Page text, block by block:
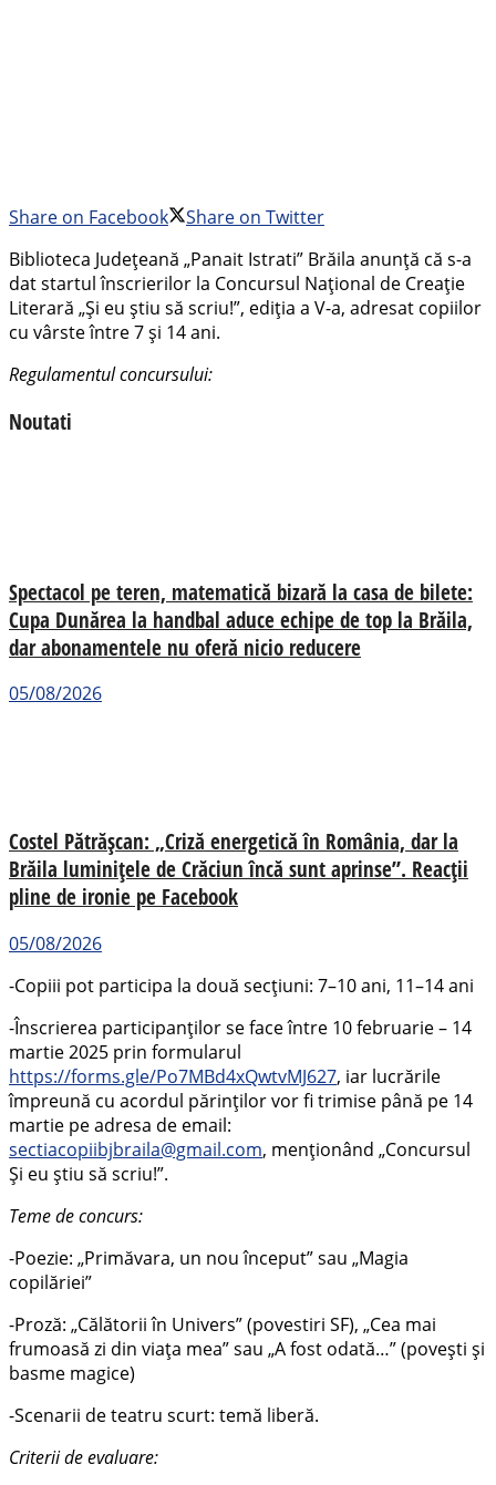
Share on Facebook
Share on Twitter
Biblioteca Județeană „Panait Istrati” Brăila anunță că s-a
dat startul înscrierilor la Concursul Naţional de Creaţie
Literară „Şi eu ştiu să scriu!”, ediţia a V-a, adresat copiilor
cu vârste între 7 și 14 ani.
Regulamentul concursului:
Noutati
Spectacol pe teren, matematică bizară la casa de bilete:
Cupa Dunărea la handbal aduce echipe de top la Brăila,
dar abonamentele nu oferă nicio reducere
05/08/2026
Costel Pătrășcan: „Criză energetică în România, dar la
Brăila luminițele de Crăciun încă sunt aprinse”. Reacții
pline de ironie pe Facebook
05/08/2026
-Copiii pot participa la două secţiuni: 7–10 ani, 11–14 ani
-Înscrierea participanților se face între 10 februarie – 14
martie 2025 prin formularul
https://forms.gle/Po7MBd4xQwtvMJ627, iar lucrările
împreună cu acordul părinților vor fi trimise până pe 14
martie pe adresa de email:
sectiacopiibjbraila@gmail.com, menționând „Concursul
Și eu știu să scriu!”.
Teme de concurs:
-Poezie: „Primăvara, un nou început” sau „Magia
copilăriei”
-Proză: „Călătorii în Univers” (povestiri SF), „Cea mai
frumoasă zi din viaţa mea” sau „A fost odată…” (povești și
basme magice)
-Scenarii de teatru scurt: temă liberă.
Criterii de evaluare: